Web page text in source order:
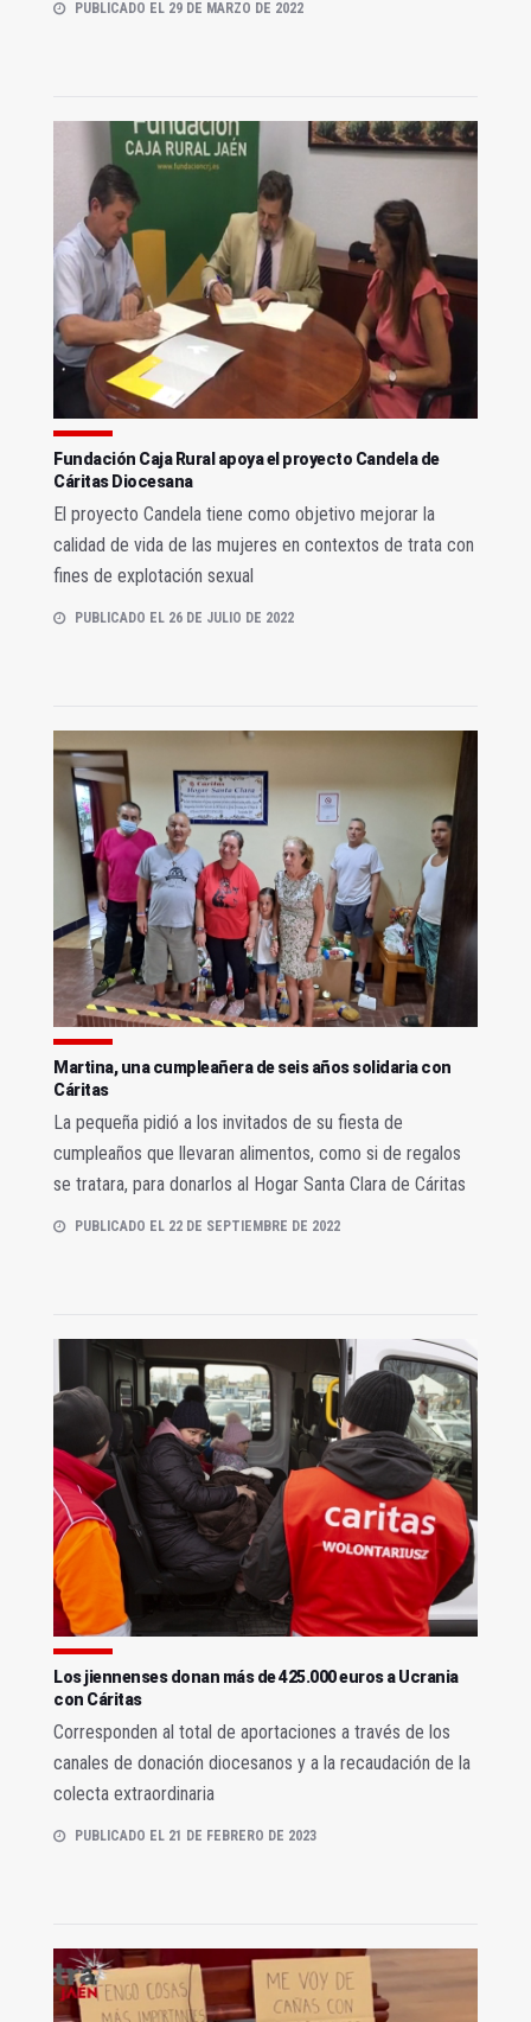
PUBLICADO EL 29 DE MARZO DE 2022
Fundación Caja Rural apoya el proyecto Candela de
Cáritas Diocesana
El proyecto Candela tiene como objetivo mejorar la
calidad de vida de las mujeres en contextos de trata con
fines de explotación sexual
PUBLICADO EL 26 DE JULIO DE 2022
Martina, una cumpleañera de seis años solidaria con
Cáritas
La pequeña pidió a los invitados de su fiesta de
cumpleaños que llevaran alimentos, como si de regalos
se tratara, para donarlos al Hogar Santa Clara de Cáritas
PUBLICADO EL 22 DE SEPTIEMBRE DE 2022
Los jiennenses donan más de 425.000 euros a Ucrania
con Cáritas
Corresponden al total de aportaciones a través de los
canales de donación diocesanos y a la recaudación de la
colecta extraordinaria
PUBLICADO EL 21 DE FEBRERO DE 2023